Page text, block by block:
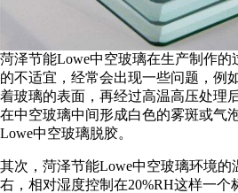
菏泽节能Lowe中空玻璃在生产制作的
的不适宜，经常会出现一些问题，例
着玻璃的表面，再经过高温高压处理
在中空玻璃中间形成白色的雾斑或气
Lowe中空玻璃脱胶。
其次，菏泽节能Lowe中空玻璃环境
右，相对湿度控制在20%RH这样一个